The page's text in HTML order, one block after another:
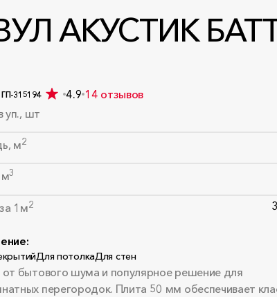
АКУСТИК
315194 4.9 14 отзывов
уп., шт
м2
м3
1м2
Для потолкаДля стен
бытового шума и популярное решение для
перегородок. Плита 50 мм обеспечивает